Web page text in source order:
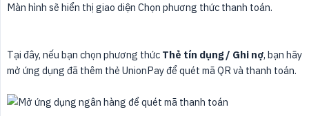
Màn hình sẽ hiển thị giao diện Chọn phương thức thanh toán.
Tại đây, nếu bạn chọn phương thức Thẻ tín dụng / Ghi nợ, bạn hãy
mở ứng dụng đã thêm thẻ UnionPay để quét mã QR và thanh toán.